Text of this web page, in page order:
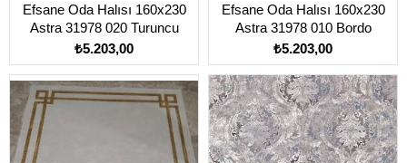
Efsane Oda Halısı 160x230
Astra 31978 020 Turuncu
₺5.203,00
Efsane Oda Halısı 160x230
Astra 31978 010 Bordo
₺5.203,00